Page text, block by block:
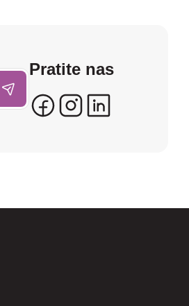
Pratite nas